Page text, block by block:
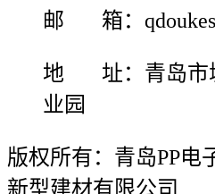
邮 箱：
地 址：青岛市
业园
版权所有：青岛PP电
新型建材有限公司